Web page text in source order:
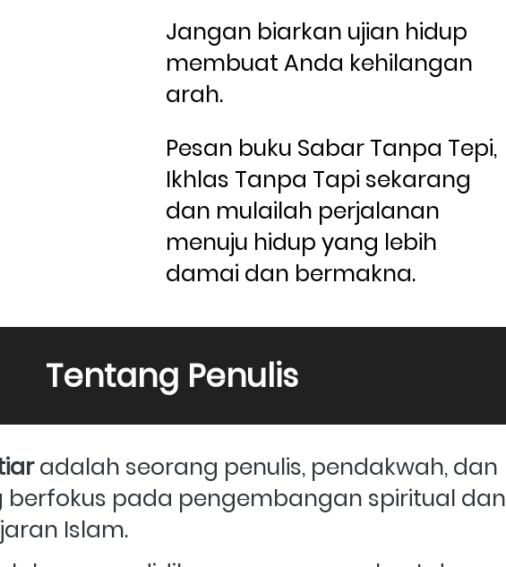
Jangan biarkan ujian hidup
membuat Anda kehilangan
arah.
Pesan buku Sabar Tanpa Tepi,
Ikhlas Tanpa Tapi sekarang
dan mulailah perjalanan
menuju hidup yang lebih
damai dan bermakna.
Tentang Penulis
adalah seorang penulis, pendakwah, dan
pada pengembangan spiritual dan
Islam.